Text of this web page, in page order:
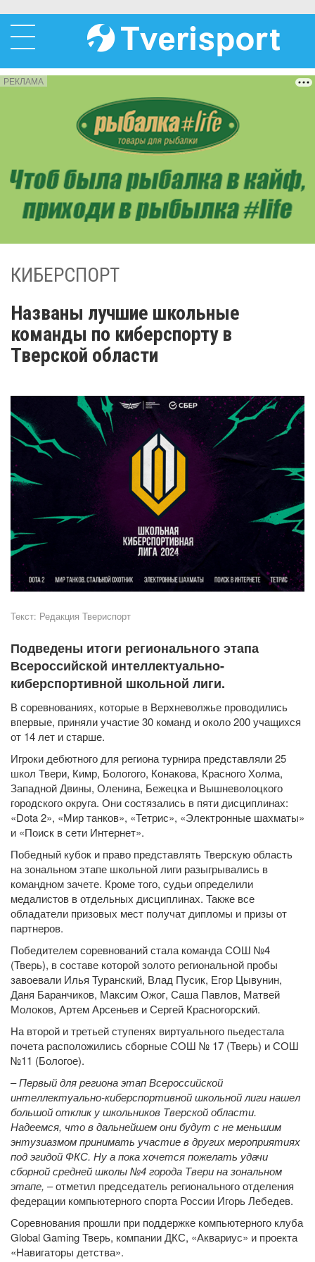
РЕКЛАМА
КИБЕРСПОРТ
Названы лучшие школьные
команды по киберспорту в
Тверской области
Текст: Редакция Твериспорт
Подведены итоги регионального этапа
Всероссийской интеллектуально-
киберспортивной школьной лиги.
В соревнованиях, которые в Верхневолжье проводились
впервые, приняли участие 30 команд и около 200 учащихся
от 14 лет и старше.
Игроки дебютного для региона турнира представляли 25
школ Твери, Кимр, Бологого, Конакова, Красного Холма,
Западной Двины, Оленина, Бежецка и Вышневолоцкого
городского округа. Они состязались в пяти дисциплинах:
«Dota 2», «Мир танков», «Тетрис», «Электронные шахматы»
и «Поиск в сети Интернет».
Победный кубок и право представлять Тверскую область
на зональном этапе школьной лиги разыгрывались в
командном зачете. Кроме того, судьи определили
медалистов в отдельных дисциплинах. Также все
обладатели призовых мест получат дипломы и призы от
партнеров.
Победителем соревнований стала команда СОШ №4
(Тверь), в составе которой золото региональной пробы
завоевали Илья Туранский, Влад Пусик, Егор Цывунин,
Даня Баранчиков, Максим Ожог, Саша Павлов, Матвей
Молоков, Артем Арсеньев и Сергей Красногорский.
На второй и третьей ступенях виртуального пьедестала
почета расположились сборные СОШ № 17 (Тверь) и СОШ
№11 (Бологое).
–Первый для региона этап Всероссийской
интеллектуально-киберспортивной школьной лиги нашел
большой отклик у школьников Тверской области.
Надеемся, что в дальнейшем они будут с не меньшим
энтузиазмом принимать участие в других мероприятиях
под эгидой ФКС. Ну а пока хочется пожелать удачи
сборной средней школы №4 города Твери на зональном
этапе, – отметил председатель регионального отделения
федерации компьютерного спорта России Игорь Лебедев.
Соревнования прошли при поддержке компьютерного клуба
Global Gaming Тверь, компании ДКС, «Аквариус» и проекта
«Навигаторы детства».